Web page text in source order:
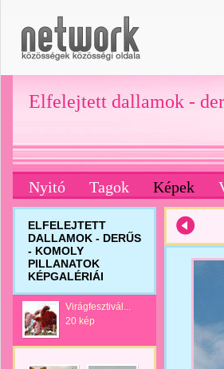
Elfelejtett dallamok -
Nyitó Tagok Képek
ELFELEJTETT
DALLAMOK - DERŰS
- KOMOLY
PILLANATOK
KÉPGALÉRIÁI
Virágfesztivál...
20 kép